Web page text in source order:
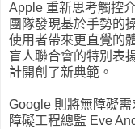
Apple 重新思考觸控
團隊發現基於手勢的
使用者帶來更直覺的
盲人聯合會的特別表
計開創了新典範。
Google 則將無障礙
障礙工程總監 Eve